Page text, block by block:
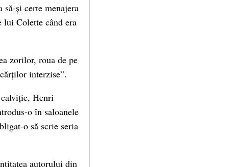
și certe menajera
Colette când era
zorilor, roua de pe
interzise”.
Henri
o în saloanele
o să scrie seria
autorului din